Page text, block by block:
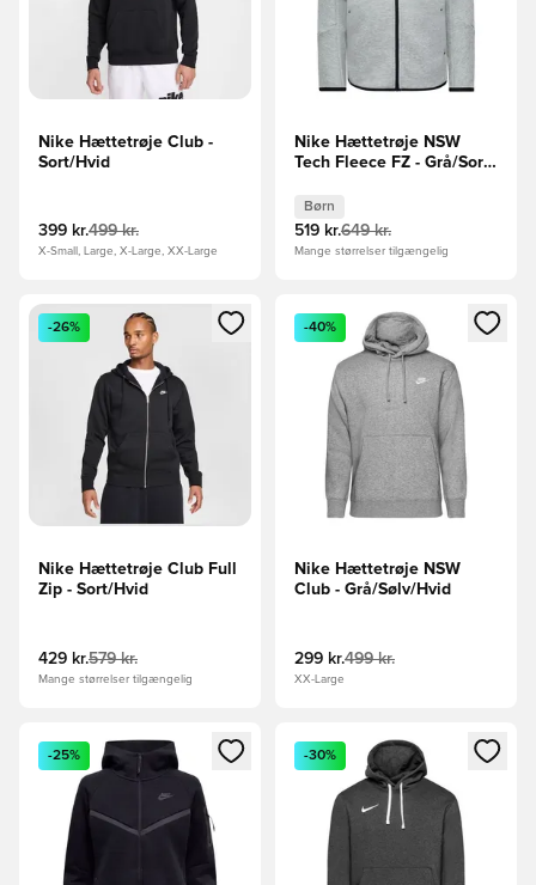
Nike Hættetrøje Club -
Sort/Hvid
399 kr.499 kr.
X-Small, Large, X-Large, XX-Large
Nike Hættetrøje NSW
Tech Fleece FZ - Grå/Sort
Børn
519 kr.649 kr.
Mange størrelser tilgængelig
Åbner en Modal til at logge ind eller tilmelde dig som
-26%
Nike Hættetrøje Club Full
Zip - Sort/Hvid
429 kr.579 kr.
Mange størrelser tilgængelig
Åbner en Modal til at logge
-40%
Nike Hættetrøje NSW
Club - Grå/Sølv/Hvid
299 kr.499 kr.
XX-Large
Åbner en Modal til at logge ind eller tilmelde dig som
-25%
Åbner en Modal til at logge
-30%